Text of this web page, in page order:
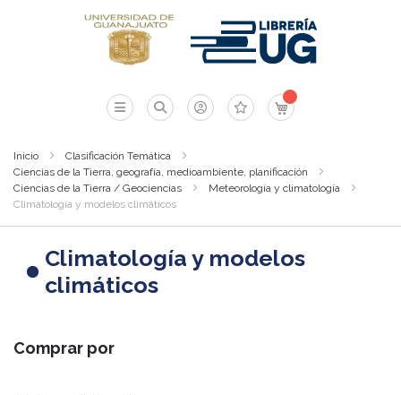
Mi carrito
Inicio
Clasificación Temática
Ciencias de la Tierra, geografía, medioambiente, planificación
Ciencias de la Tierra / Geociencias
Meteorología y climatología
Climatología y modelos climáticos
Climatología y modelos
climáticos
Comprar por